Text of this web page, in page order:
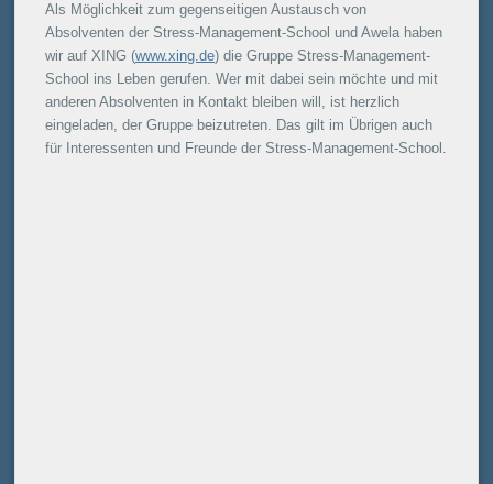
Als Möglichkeit zum gegenseitigen Austausch von
Absolventen der Stress-Management-School und Awela haben
wir auf XING (www.xing.de) die Gruppe Stress-Management-
School ins Leben gerufen. Wer mit dabei sein möchte und mit
anderen Absolventen in Kontakt bleiben will, ist herzlich
eingeladen, der Gruppe beizutreten. Das gilt im Übrigen auch
für Interessenten und Freunde der Stress-Management-School.